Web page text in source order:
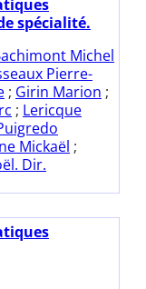
spécialité.
Michel
Pierre-
; Girin Marion ;
; Lericque
Mickaël ;
Dir.